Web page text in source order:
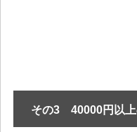
その3 40000円以上